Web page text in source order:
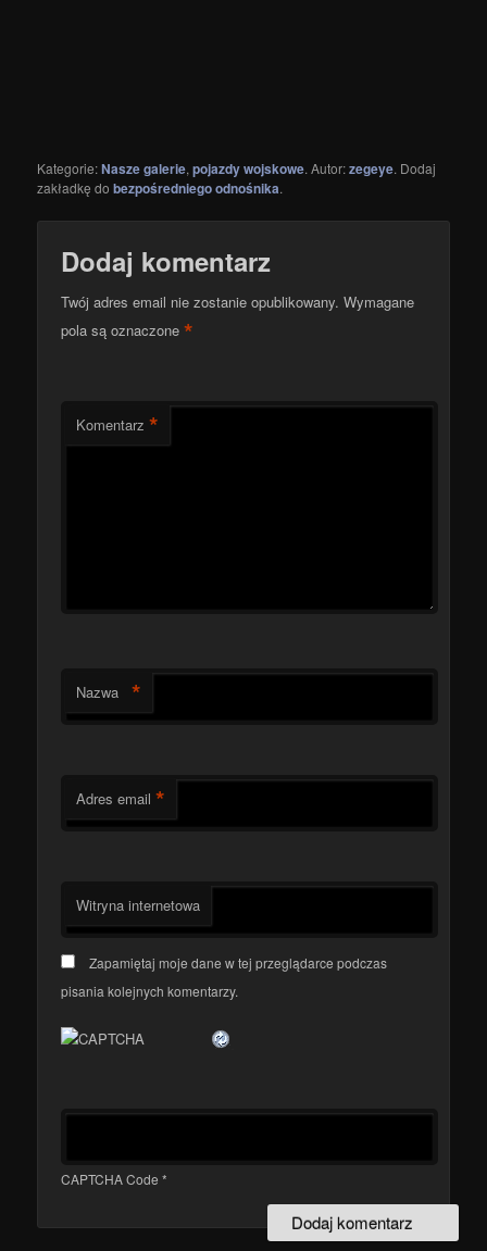
Kategorie:Nasze galerie,pojazdy wojskowe. Autor:zegeye. Dodaj
zakładkę dobezpośredniego odnośnika.
Dodaj komentarz
Twój adres email nie zostanie opublikowany. Wymagane
pola są oznaczone*
Komentarz *
Nazwa *
Adres email *
Witryna internetowa
Zapamiętaj moje dane w tej przeglądarce podczas
pisania kolejnych komentarzy.
CAPTCHA Code *